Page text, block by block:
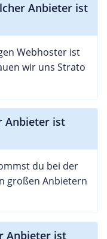
Anbieter ist
Webhoster ist
wir uns Strato
Anbieter ist
du bei der
großen Anbietern
Anbieter ist